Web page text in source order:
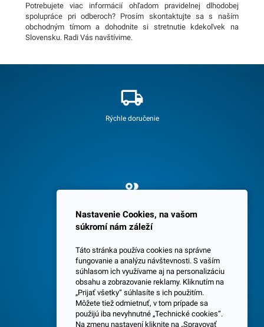
Potrebujete viac informácií ohľadom pravidelnej dlhodobej
spolupráce pri odberoch? Prosím skontaktujte sa s naším
obchodným tímom a dohodnite si stretnutie kdekoľvek na
Slovensku. Radi Vás navštívime.
Rýchle doručenie
Spokojných 3600 zákazníkov
Centrála a predajňa v Senci
Nastavenie Cookies, na vašom
súkromí nám záleží
Táto stránka používa cookies na správne
fungovanie a analýzu návštevnosti. S vaším
súhlasom ich využívame aj na personalizáciu
obsahu a zobrazovanie reklamy. Kliknutím na
„Prijať všetky“ súhlasíte s ich použitím.
Môžete tiež odmietnuť, v tom prípade sa
použijú iba nevyhnutné „Technické cookies“.
Na zmenu nastavení kliknite na „Spravovať